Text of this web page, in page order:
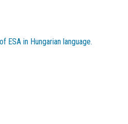
in Hungarian language.